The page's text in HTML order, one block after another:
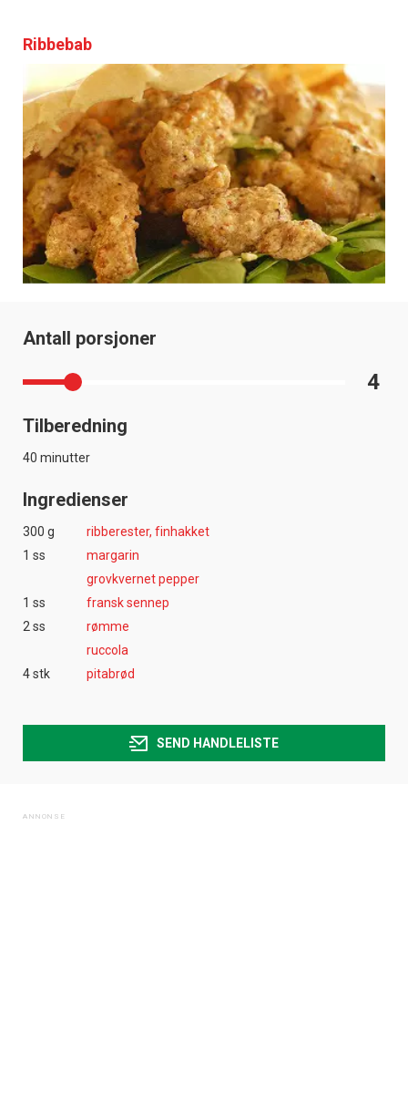
Ribbebab
Antall porsjoner
4
Tilberedning
40 minutter
Ingredienser
300 g
ribberester, finhakket
1 ss
margarin
grovkvernet pepper
1 ss
fransk sennep
2 ss
rømme
ruccola
4 stk
pitabrød
SEND HANDLELISTE